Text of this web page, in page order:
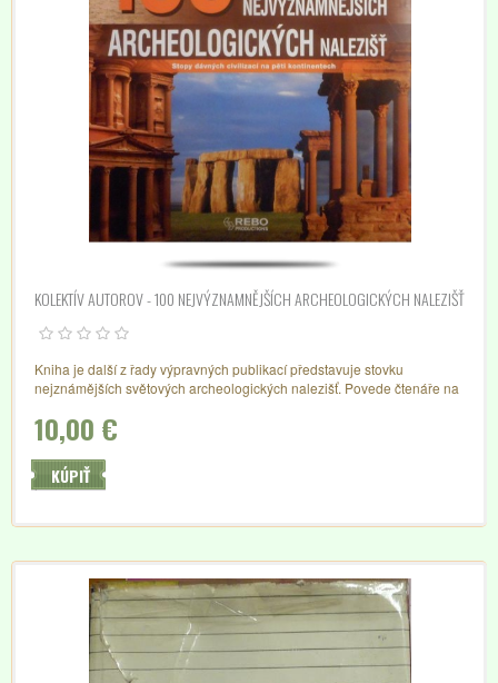
KOLEKTÍV AUTOROV - 100 NEJVÝZNAMNĚJŠÍCH ARCHEOLOGICKÝCH NALEZIŠŤ
Kniha je další z řady výpravných publikací představuje stovku
nejznámějších světových archeologických nalezišť. Povede čtenáře na
bohatství a vyspělosti dávných kultur.
10,00 €
KÚPIŤ